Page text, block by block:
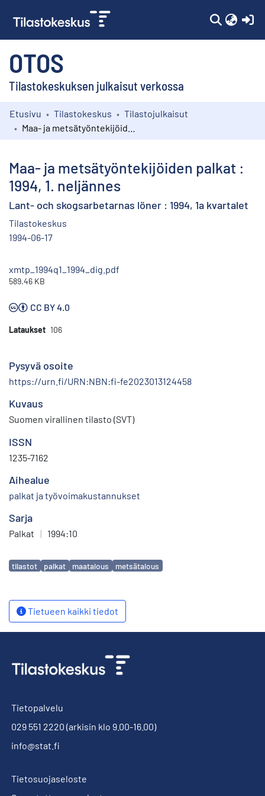
OTOS
Tilastokeskuksen julkaisut verkossa
Kokoelmat
Etusivu Tilastokeskus
Tilastojulkaisut
Maa- ja metsätyöntekijöiden palkat :
1994, 1. neljännes
Lant- och skogsarbetarnas löner : 1994, 1a kvartalet
Tilastokeskus
1994-06-17
xmtp_1994q1_1994_dig.pdf
589.46 KB
CC BY 4.0
Lataukset 106
Pysyvä osoite
https://urn.fi/URN:NBN:fi-fe2023013124458
Kuvaus
Suomen virallinen tilasto (SVT)
ISSN
1235-7162
Aihealue
palkat ja työvoimakustannukset
Sarja
Palkat | 1994:10
Avainsanat
tilastot palkat maatalous metsätalous
Tietueen kaikki tiedot
Tietopalvelu
029 551 2220 (arkisin klo 9.00-16.00)
info@stat.fi
Tietosuojaseloste